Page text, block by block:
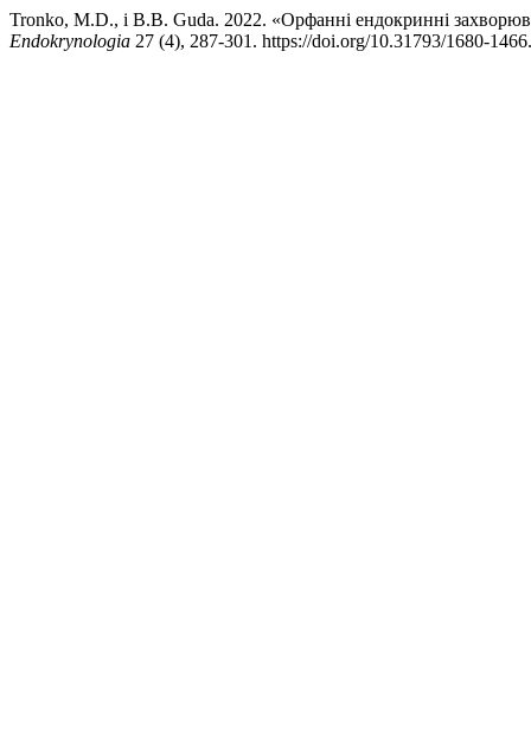
Tronko, M.D., і B.B. Guda. 2022. «Орфанні ендокринні
Endokrynologia 27 (4), 287-301. https://doi.org/10.31793/1680-